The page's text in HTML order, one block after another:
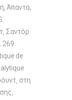
Άπαντα,
Σαντόρ
269.
de
στη